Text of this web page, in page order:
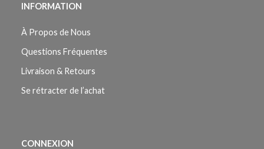
INFORMATION
À Propos de Nous
Questions Fréquentes
Livraison & Retours
Se rétracter de l’achat
CONNEXION